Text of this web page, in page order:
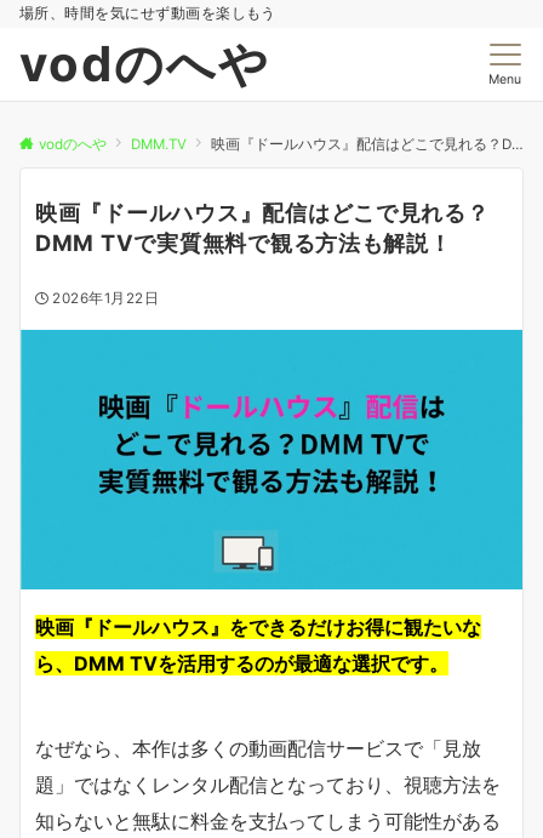
場所、時間を気にせず動画を楽しもう
vodのへや Menu
vodのへや DMM.TV 映画『ドールハウス』配信はどこで見れる？DMM TVで実質無料で観る方法も解説！
映画『ドールハウス』配信はどこで見れる？
DMM TVで実質無料で観る方法も解説！
2026年1月22日
映画『ドールハウス』をできるだけお得に観たいな
ら、DMM TVを活用するのが最適な選択です。
なぜなら、本作は多くの動画配信サービスで「見放
題」ではなくレンタル配信となっており、視聴方法を
知らないと無駄に料金を支払ってしまう可能性がある